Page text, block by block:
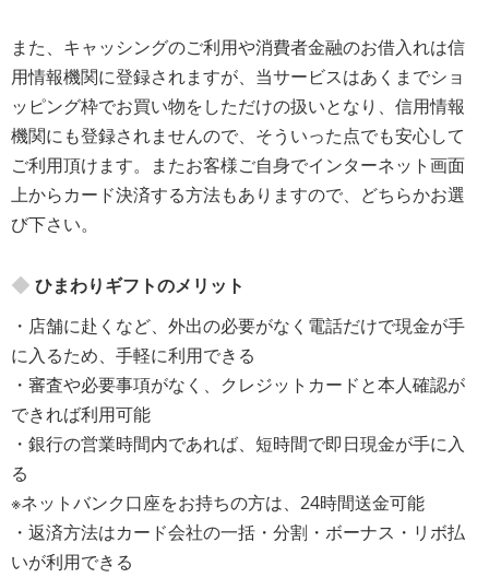
また、キャッシングのご利用や消費者金融のお借入れは信
用情報機関に登録されますが、当サービスはあくまでショ
ッピング枠でお買い物をしただけの扱いとなり、信用情報
機関にも登録されませんので、そういった点でも安心して
ご利用頂けます。またお客様ご自身でインターネット画面
上からカード決済する方法もありますので、どちらかお選
び下さい。
ひまわりギフトのメリット
・店舗に赴くなど、外出の必要がなく電話だけで現金が手
に入るため、手軽に利用できる
・審査や必要事項がなく、クレジットカードと本人確認が
できれば利用可能
・銀行の営業時間内であれば、短時間で即日現金が手に入
る
※ネットバンク口座をお持ちの方は、24時間送金可能
・返済方法はカード会社の一括・分割・ボーナス・リボ払
いが利用できる